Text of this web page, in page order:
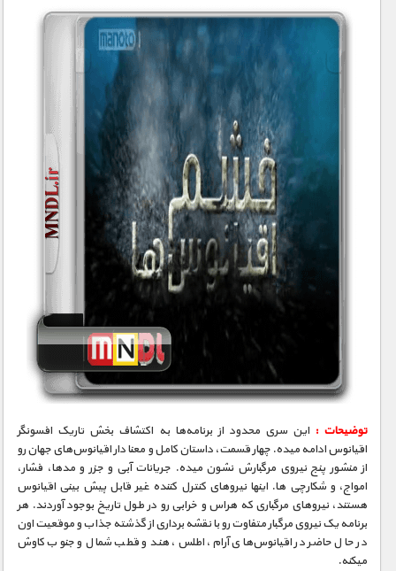
توضیحات :این سری محدود از برنامه‌ها به اکتشاف بخش تاریک افسونگر
اقیانوس ادامه میده. چهار قسمت، داستان کامل و معنا دار اقیانوس‌های جهان رو
از منشور پنج نیروی مرگبارش نشون میده. جریانات آبی و جزر و مدها، فشار،
امواج، و شکارچی ها. اینها نیروهای کنترل کننده غیر قابل پیش بینی اقیانوس
هستند، نیروهای مرگباری که هراس و خرابی رو در طول تاریخ بوجود آوردند. هر
برنامه یک نیروی مرگبار متفاوت رو با نقشه برداری از گذشته جذاب و موقعیت اون
در حال حاضر در اقیانوس‌های آرام، اطلس، هند و قطب شمال و جنوب کاوش
میکنه.